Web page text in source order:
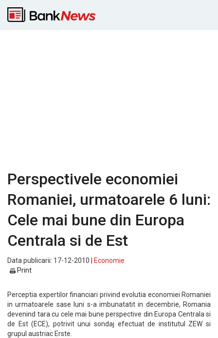
Perspectivele economiei
Romaniei, urmatoarele 6 luni:
Cele mai bune din Europa
Centrala si de Est
Data publicarii: 17-12-2010 |
Economie
Print
Perceptia expertilor financiari privind evolutia economiei Romaniei
in urmatoarele sase luni s-a imbunatatit in decembrie, Romania
devenind tara cu cele mai bune perspective din Europa Centrala si
de Est (ECE), potrivit unui sondaj efectuat de institutul ZEW si
grupul austriac Erste.